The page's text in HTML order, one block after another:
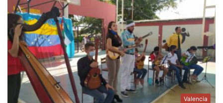
Valencia